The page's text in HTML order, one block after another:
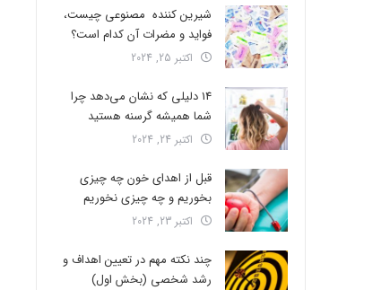
شیرین کننده مصنوعی چیست،
فواید و مضرات آن کدام است؟
اکتبر 25, 2024
14 دلیلی که نشان می‌دهد چرا
شما همیشه گرسنه هستید
اکتبر 24, 2024
قبل از اهدای خون چه چیزی
بخوریم و چه چیزی نخوریم
اکتبر 23, 2024
چند نکته مهم در تعیین اهداف و
رشد شخصی (بخش اول)